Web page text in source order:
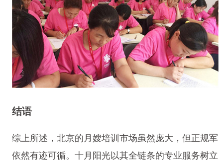
结语
综上所述，北京的月嫂培训市场虽然庞大，但正规军
依然有迹可循。十月阳光以其全链条的专业服务树立